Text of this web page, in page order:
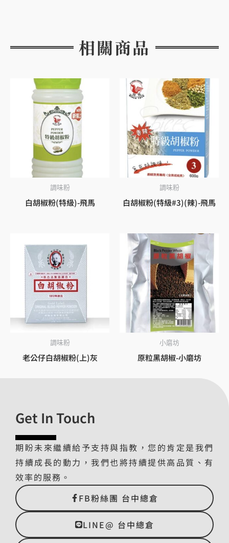
相關商品
調味粉
白胡椒粉(特級)-飛馬
調味粉
白胡椒粉(特級#3)(辣)-飛馬
調味粉
老公仔白胡椒粉(上)灰
小磨坊
原粒黑胡椒-小磨坊
Get In Touch
期盼未來繼續給予支持與指教，您的肯定是我們
持續成長的動力，我們也將持續提供高品質、有
效率的服務。
FB粉絲團 台中總倉
LINE@ 台中總倉